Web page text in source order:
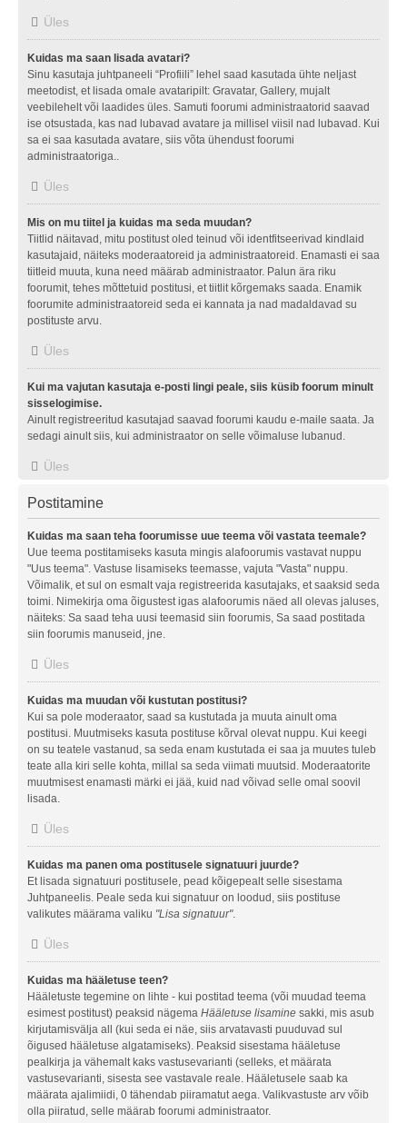
Üles
Kuidas ma saan lisada avatari?
Sinu kasutaja juhtpaneeli “Profiili” lehel saad kasutada ühte neljast
meetodist, et lisada omale avataripilt: Gravatar, Gallery, mujalt
veebilehelt või laadides üles. Samuti foorumi administraatorid saavad
ise otsustada, kas nad lubavad avatare ja millisel viisil nad lubavad. Kui
sa ei saa kasutada avatare, siis võta ühendust foorumi
administraatoriga..
Üles
Mis on mu tiitel ja kuidas ma seda muudan?
Tiitlid näitavad, mitu postitust oled teinud või identfitseerivad kindlaid
kasutajaid, näiteks moderaatoreid ja administraatoreid. Enamasti ei saa
tiitleid muuta, kuna need määrab administraator. Palun ära riku
foorumit, tehes mõttetuid postitusi, et tiitlit kõrgemaks saada. Enamik
foorumite administraatoreid seda ei kannata ja nad madaldavad su
postituste arvu.
Üles
Kui ma vajutan kasutaja e-posti lingi peale, siis küsib foorum minult
sisselogimise.
Ainult registreeritud kasutajad saavad foorumi kaudu e-maile saata. Ja
sedagi ainult siis, kui administraator on selle võimaluse lubanud.
Üles
Postitamine
Kuidas ma saan teha foorumisse uue teema või vastata teemale?
Uue teema postitamiseks kasuta mingis alafoorumis vastavat nuppu
"Uus teema". Vastuse lisamiseks teemasse, vajuta "Vasta" nuppu.
Võimalik, et sul on esmalt vaja registreerida kasutajaks, et saaksid seda
toimi. Nimekirja oma õigustest igas alafoorumis näed all olevas jaluses,
näiteks: Sa saad teha uusi teemasid siin foorumis, Sa saad postitada
siin foorumis manuseid, jne.
Üles
Kuidas ma muudan või kustutan postitusi?
Kui sa pole moderaator, saad sa kustutada ja muuta ainult oma
postitusi. Muutmiseks kasuta postituse kõrval olevat nuppu. Kui keegi
on su teatele vastanud, sa seda enam kustutada ei saa ja muutes tuleb
teate alla kiri selle kohta, millal sa seda viimati muutsid. Moderaatorite
muutmisest enamasti märki ei jää, kuid nad võivad selle omal soovil
lisada.
Üles
Kuidas ma panen oma postitusele signatuuri juurde?
Et lisada signatuuri postitusele, pead kõigepealt selle sisestama
Juhtpaneelis. Peale seda kui signatuur on loodud, siis postituse
valikutes määrama valiku "Lisa signatuur".
Üles
Kuidas ma hääletuse teen?
Hääletuste tegemine on lihte - kui postitad teema (või muudad teema
esimest postitust) peaksid nägema Hääletuse lisamine sakki, mis asub
kirjutamisvälja all (kui seda ei näe, siis arvatavasti puuduvad sul
õigused hääletuse algatamiseks). Peaksid sisestama hääletuse
pealkirja ja vähemalt kaks vastusevarianti (selleks, et määrata
vastusevarianti, sisesta see vastavale reale. Hääletusele saab ka
määrata ajalimiidi, 0 tähendab piiramatut aega. Valikvastuste arv võib
olla piiratud, selle määrab foorumi administraator.